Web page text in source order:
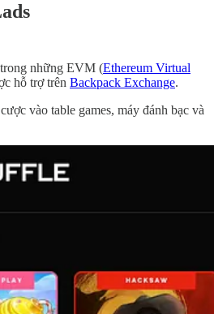
những EVM (Ethereum Virtual
hỗ trợ trên Backpack Exchange.
vào table games, máy đánh bạc và